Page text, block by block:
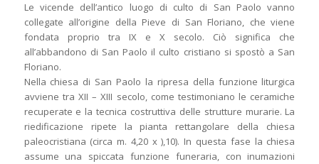
Le vicende dell’antico luogo di culto di San Paolo vanno
collegate all’origine della Pieve di San Floriano, che viene
fondata proprio tra IX e X secolo. Ciò significa che
all’abbandono di San Paolo il culto cristiano si spostò a San
Floriano.
Nella chiesa di San Paolo la ripresa della funzione liturgica
avviene tra XII – XIII secolo, come testimoniano le ceramiche
recuperate e la tecnica costruttiva delle strutture murarie. La
riedificazione ripete la pianta rettangolare della chiesa
paleocristiana (circa m. 4,20 x ),10). In questa fase la chiesa
assume una spiccata funzione funeraria, con inumazioni